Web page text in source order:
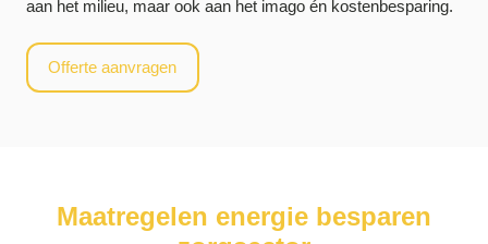
aan het milieu, maar ook aan het imago én kostenbesparing.
Offerte aanvragen
Maatregelen energie besparen